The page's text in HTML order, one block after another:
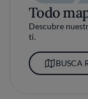
Todo
Descubre
ti.
BUSCA